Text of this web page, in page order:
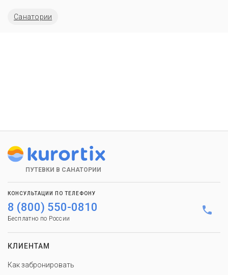
Санатории
ПУТЕВКИ В САНАТОРИИ
КОНСУЛЬТАЦИИ ПО ТЕЛЕФОНУ
8 (800) 550-0810
Бесплатно по России
КЛИЕНТАМ
Как забронировать